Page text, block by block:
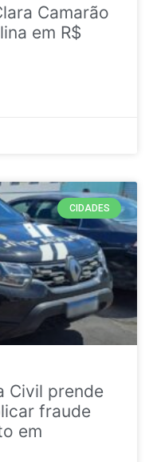
Camarão
em R$
CIDADES
Civil prende
fraude
em